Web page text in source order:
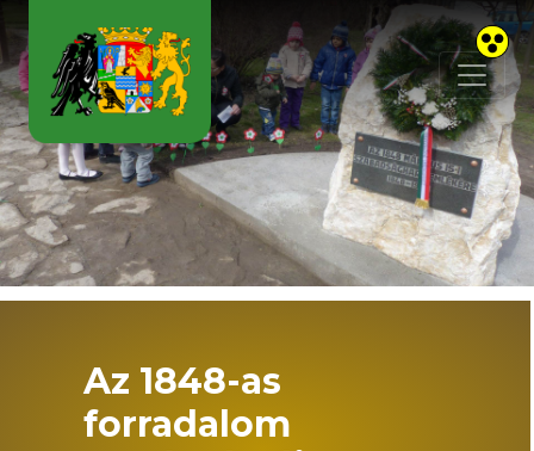
Az 1848-as
forradalom